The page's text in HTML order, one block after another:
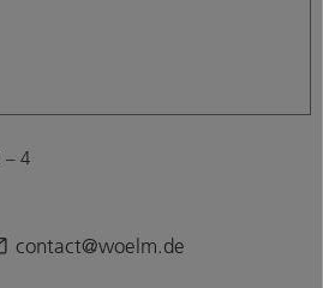
– 4
contact@woelm.de